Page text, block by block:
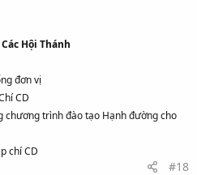
Hội Thánh
đơn vị
CD
chương trình đào tạo Hạnh đường cho
chí CD
#18